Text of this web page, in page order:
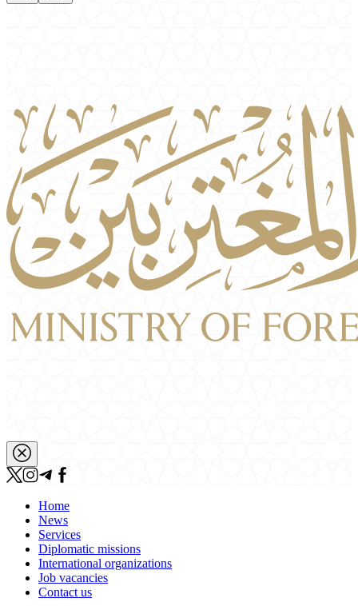
Home
News
Services
Diplomatic missions
International organizations
Job vacancies
Contact us